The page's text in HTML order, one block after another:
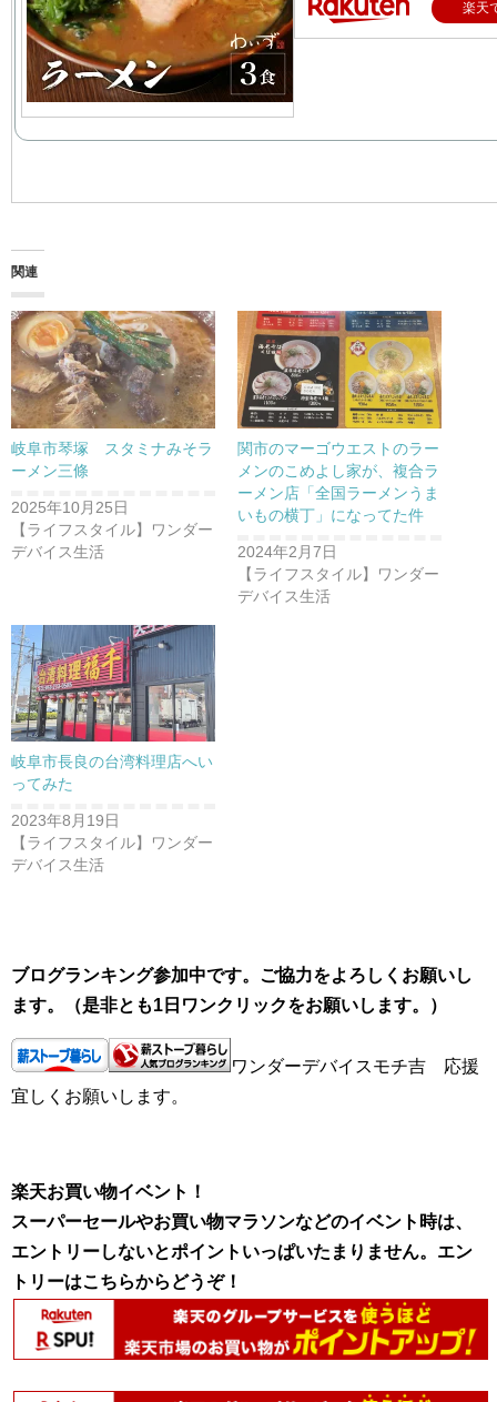
楽天
関連
岐阜市琴塚 スタミナみそラ
ーメン三條
2025年10月25日
【ライフスタイル】ワンダー
デバイス生活
関市のマーゴウエストのラー
メンのこめよし家が、複合ラ
ーメン店「全国ラーメンうま
いもの横丁」になってた件
2024年2月7日
【ライフスタイル】ワンダー
デバイス生活
岐阜市長良の台湾料理店へい
ってみた
2023年8月19日
【ライフスタイル】ワンダー
デバイス生活
ブログランキング参加中です。ご協力をよろしくお願いし
ます。（是非とも1日ワンクリックをお願いします。）
ワンダーデバイスモチ吉 応援
宜しくお願いします。
楽天お買い物イベント！
スーパーセールやお買い物マラソンなどのイベント時は、
エントリーしないとポイントいっぱいたまりません。エン
トリーはこちらからどうぞ！